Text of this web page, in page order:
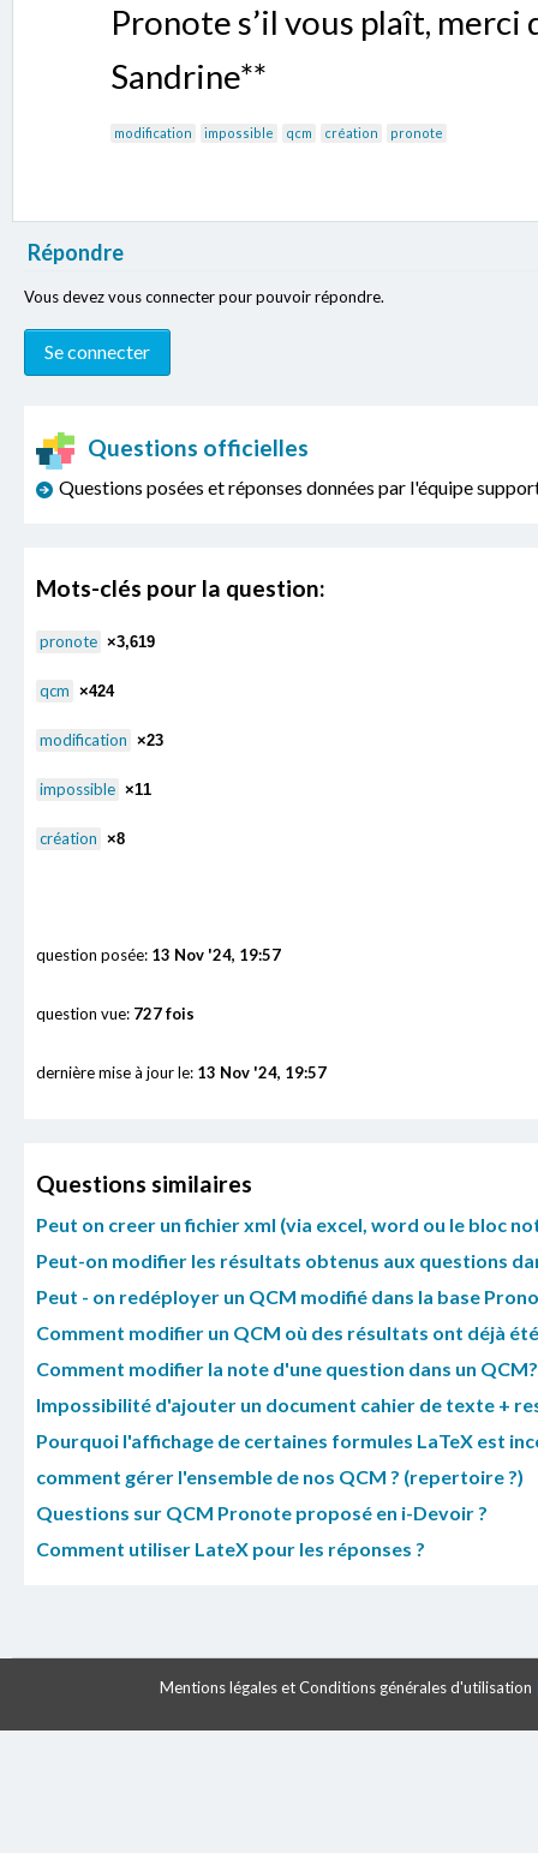
Pronote s’il vous plaît,
Sandrine**
modification impossible qcm création pronote
Répondre
Vous devez vous connecter pour pouvoir répondre.
Questions officielles
Questions posées et réponses données par l'équipe
Mots-clés pour la question:
pronote ×3,619
qcm ×424
modification ×23
impossible ×11
création ×8
question posée: 13 Nov '24, 19:57
question vue: 727 fois
dernière mise à jour le: 13 Nov '24, 19:57
Questions similaires
Peut on creer un fichier xml (via excel, word ou le bloc
Peut-on modifier les résultats obtenus aux questions
Peut - on redéployer un QCM modifié dans la base
Comment modifier un QCM où des résultats ont déjà
Comment modifier la note d'une question dans un QCM?
Impossibilité d'ajouter un document cahier de texte +
Pourquoi l'affichage de certaines formules LaTeX est
comment gérer l'ensemble de nos QCM ? (repertoire ?)
Questions sur QCM Pronote proposé en i-Devoir ?
Comment utiliser LateX pour les réponses ?
Mentions légales et Conditions générales d'utilisation